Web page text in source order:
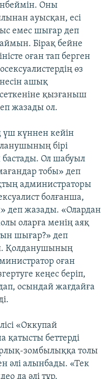
Оны
ауысқан, есі
емес шығар деп
Бірақ бейне
оған тап берген
өз
ашық
қызғаныш
жазады ол.
үш күннен кейін
бірі
Ол шабуыл
тобы» деп
администраторы
болғанша,
деп жазады. «Олардан
оларға менің аяқ
шығар?» деп
Қолданушының
оған
кеңес беріп,
осындай жағдайға
«Оккупай
қатысты беттерді
зомбылыққа толы
әлі алынбады. «Тек
да әлі тұр.